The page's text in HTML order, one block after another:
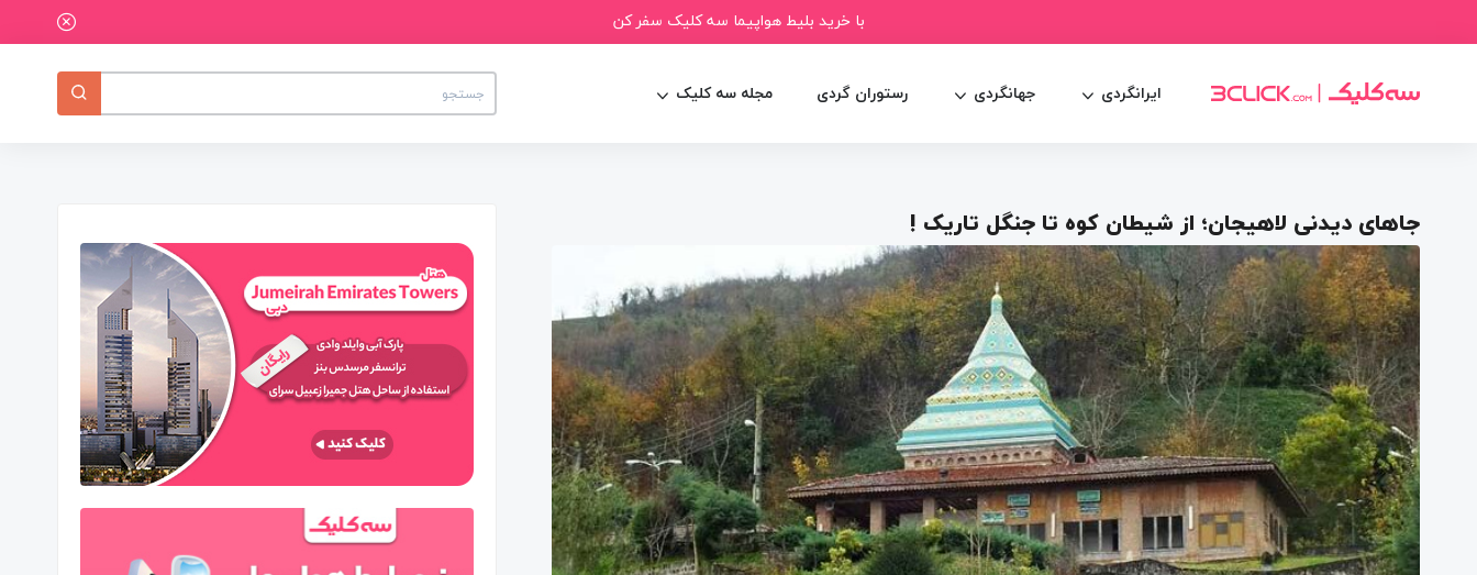
با خرید بلیط هواپیما سه کلیک سفر کن
ایرانگردی جهانگردی رستوران گردی مجله سه کلیک
جاهای دیدنی لاهیجان؛ از شیطان کوه تا جنگل تاریک !